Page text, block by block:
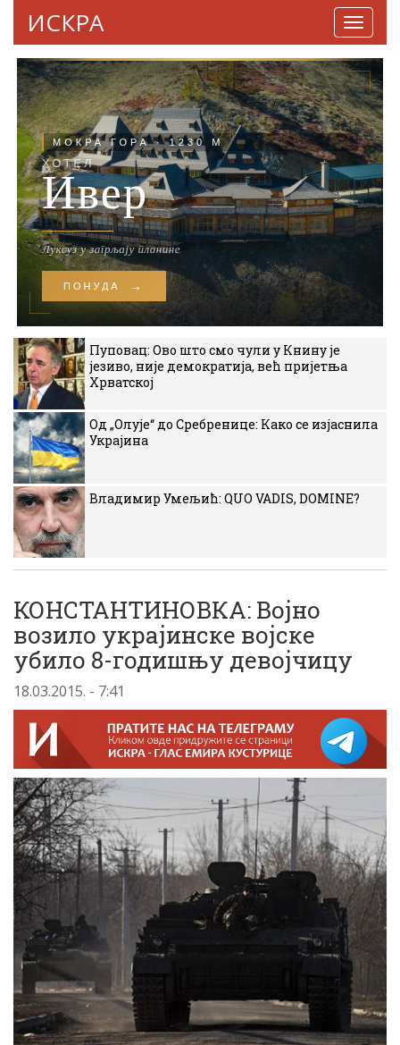
ИСКРА
Пуповац: Ово што смо чули у Книну је
језиво, није демократија, већ пријетња
Хрватској
Од „Олује“ до Сребренице: Како се изјаснила
Украјина
Владимир Умељић: QUO VADIS, DOMINE?
КОНСТАНТИНОВКА: Војно
возило украјинске војске
убило 8-годишњу девојчицу
18.03.2015. - 7:41